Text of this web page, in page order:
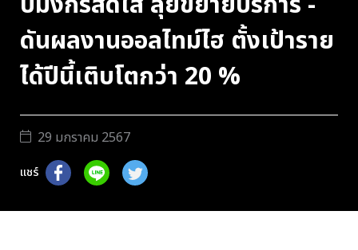
ดันผลงานออลไทม์ไฮ ตั้งเป้าราย
ได้ปีนี้เติบโตกว่า 20 %
29 มกราคม 2567
แชร์